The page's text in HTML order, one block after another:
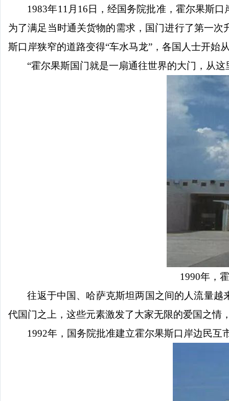
1983年11月16日，经国务院批准，霍尔果斯
为了满足当时通关货物的需求，国门进行了第一
斯口岸狭窄的道路变得“车水马龙”，各国人士开始
“霍尔果斯国门就是一扇通往世界的大门，从
1990年，
往返于中国、哈萨克斯坦两国之间的人流量
代国门之上，这些元素激发了大家无限的爱国之情
1992年，国务院批准建立霍尔果斯口岸边民